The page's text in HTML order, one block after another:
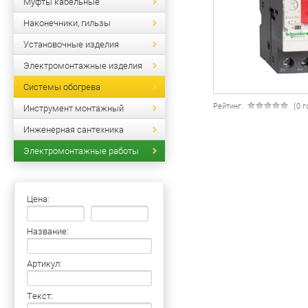
Наконечники, гильзы
Установочные изделия
Электромонтажные изделия
Системы обогрева
Инструмент монтажный
Инженерная сантехника
Электромонтажные работы
Цена:
Название:
Артикул:
Текст:
Рейтинг: (0